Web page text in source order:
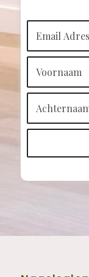
Privacybeleiden